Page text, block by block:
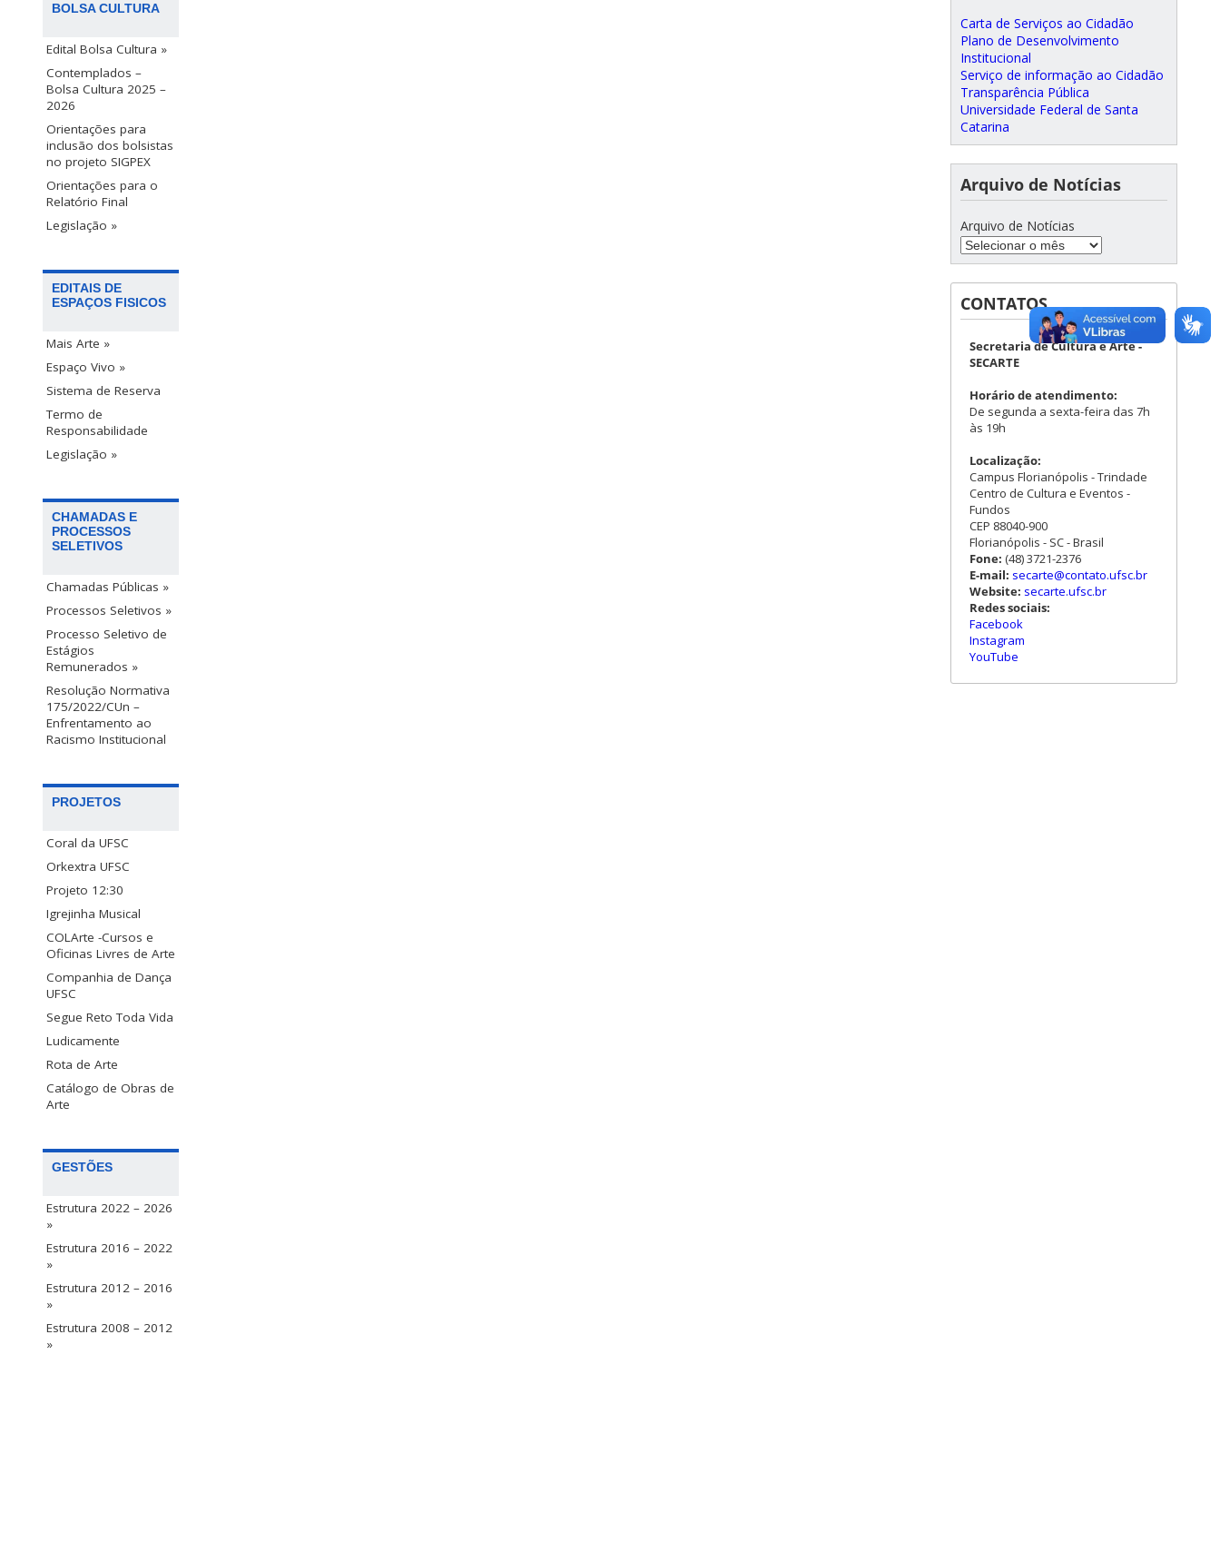
BOLSA CULTURA
Edital Bolsa Cultura »
Contemplados –
Bolsa Cultura 2025 –
2026
Orientações para
inclusão dos bolsistas
no projeto SIGPEX
Orientações para o
Relatório Final
Legislação »
EDITAIS DE
ESPAÇOS FISICOS
Mais Arte »
Espaço Vivo »
Sistema de Reserva
Termo de
Responsabilidade
Legislação »
CHAMADAS E
PROCESSOS
SELETIVOS
Chamadas Públicas »
Processos Seletivos »
Processo Seletivo de
Estágios
Remunerados »
Resolução Normativa
175/2022/CUn –
Enfrentamento ao
Racismo Institucional
PROJETOS
Coral da UFSC
Orkextra UFSC
Projeto 12:30
Igrejinha Musical
COLArte -Cursos e
Oficinas Livres de Arte
Companhia de Dança
UFSC
Segue Reto Toda Vida
Ludicamente
Rota de Arte
Catálogo de Obras de
Arte
GESTÕES
Estrutura 2022 – 2026
»
Estrutura 2016 – 2022
»
Estrutura 2012 – 2016
»
Estrutura 2008 – 2012
»
Carta de Serviços ao Cidadão
Plano de Desenvolvimento
Institucional
Serviço de informação ao Cidadão
Transparência Pública
Universidade Federal de Santa
Catarina
Arquivo de Notícias
Arquivo de Notícias
CONTATOS
Secretaria de Cultura e Arte -
SECARTE
Horário de atendimento:
De segunda a sexta-feira das 7h
às 19h
Localização:
Campus Florianópolis - Trindade
Centro de Cultura e Eventos -
Fundos
CEP 88040-900
Florianópolis - SC - Brasil
Fone: (48) 3721-2376
E-mail: secarte@contato.ufsc.br
Website: secarte.ufsc.br
Redes sociais:
Facebook
Instagram
YouTube